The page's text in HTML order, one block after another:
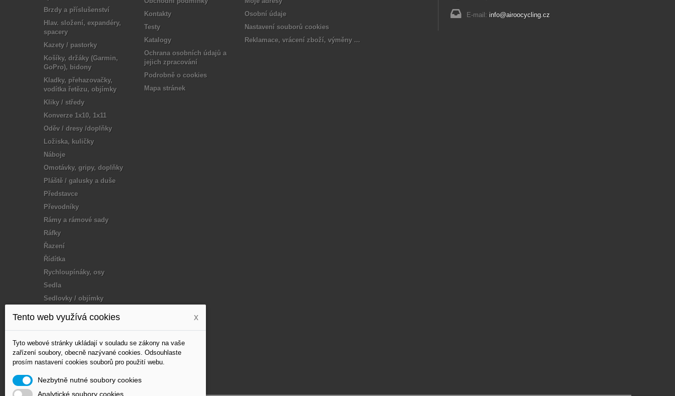
Brzdy a příslušenství
Hlav. složení, expandéry,
spacery
Kazety / pastorky
Košíky, držáky (Garmin,
GoPro), bidony
Kladky, přehazovačky,
vodítka řetězu, objímky
Kliky / středy
Konverze 1x10, 1x11
Oděv / dresy /doplňky
Ložiska, kuličky
Náboje
Omotávky, gripy, doplňky
Pláště / galusky a duše
Představce
Převodníky
Rámy a rámové sady
Ráfky
Řazení
Řídítka
Rychloupínáky, osy
Sedla
Sedlovky / objímky
Tuning / doplňky
Vidlice
Výplet - paprsky
Zapletená kola, Disc,
Kontakty
Testy
Katalogy
Ochrana osobních údajů a
jejich zpracování
Podrobně o cookies
Mapa stránek
Osobní údaje
Nastavení souborů cookies
Reklamace, vrácení zboží, výměny ...
E-mail: info@airoocycling.cz
Tento web využívá cookies x
Tyto webové stránky ukládají v souladu se zákony na vaše
zařízení soubory, obecně nazývané cookies. Odsouhlaste
prosím nastavení cookies souborů pro použití webu.
Nezbytně nutné soubory cookies
Analytické soubory cookies